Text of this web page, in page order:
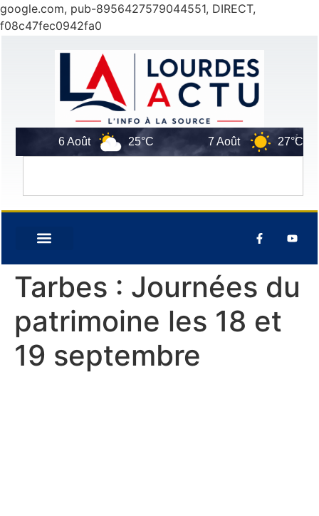
google.com, pub-8956427579044551, DIRECT,
f08c47fec0942fa0
6 Août 25°C 7 Août 27°C
Tarbes : Journées du
patrimoine les 18 et
19 septembre